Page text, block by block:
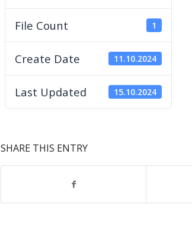
File Count 1
Create Date 11.10.2024
Last Updated 15.10.2024
SHARE THIS ENTRY